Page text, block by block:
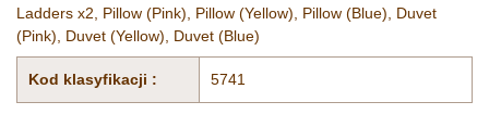
Ladders x2, Pillow (Pink), Pillow (Yellow), Pillow (Blue), Duvet
(Pink), Duvet (Yellow), Duvet (Blue)
Kod klasyfikacji : 5741